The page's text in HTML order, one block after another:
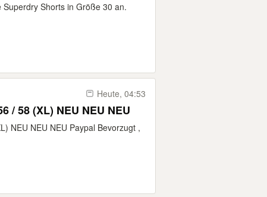
Shorts in Größe 30 an.
Heute, 04:53
/ 58 (XL) NEU NEU NEU
NEU NEU NEU Paypal Bevorzugt ,